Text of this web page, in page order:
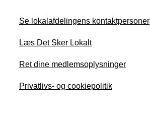
Se lokalafdelingens kontaktpersoner
Læs Det Sker Lokalt
Ret dine medlemsoplysninger
Privatlivs- og cookiepolitik